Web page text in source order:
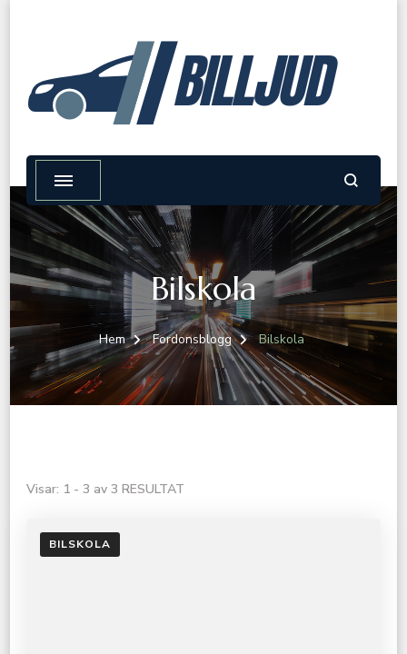
BILLJUD
Bilskola
Hem Fordonsblogg Bilskola
Visar: 1 - 3 av 3 RESULTAT
BILSKOLA